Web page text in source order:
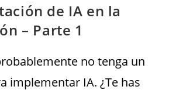
de IA en la
– Parte 1
no tenga un
implementar IA. ¿Te has